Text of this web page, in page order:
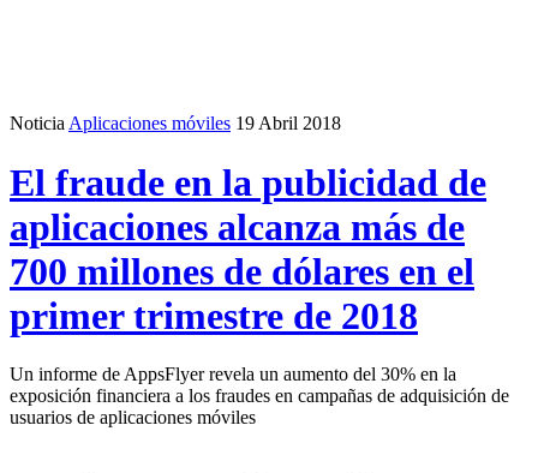
Noticia Aplicaciones móviles 19 Abril 2018
El fraude en la publicidad de
aplicaciones alcanza más de
700 millones de dólares en el
primer trimestre de 2018
Un informe de AppsFlyer revela un aumento del 30% en la
exposición financiera a los fraudes en campañas de adquisición de
usuarios de aplicaciones móviles